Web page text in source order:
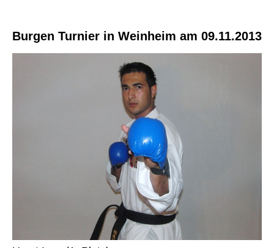
Burgen Turnier in Weinheim am 09.11.2013